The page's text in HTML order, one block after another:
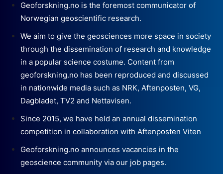
Geoforskning.no is the foremost communicator of
Norwegian geoscientific research.
We aim to give the geosciences more space in society
through the dissemination of research and knowledge
in a popular science costume. Content from
geoforskning.no has been reproduced and discussed
in nationwide media such as NRK, Aftenposten, VG,
Dagbladet, TV2 and Nettavisen.
Since 2015, we have held an annual dissemination
competition in collaboration with Aftenposten Viten
Geoforskning.no announces vacancies in the
geoscience community via our job pages.